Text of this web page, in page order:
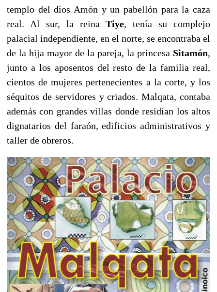
templo del dios Amón y un pabellón para la caza
real. Al sur, la reinaTiye, tenía su complejo
palacial independiente, en el norte, se encontraba el
de la hija mayor de la pareja, la princesa Sitamón,
junto a los aposentos del resto de la familia real,
cientos de mujeres pertenecientes a la corte, y los
séquitos de servidores y criados. Malqata, contaba
además con grandes villas donde residían los altos
dignatarios del faraón, edificios administrativos y
taller de obreros.